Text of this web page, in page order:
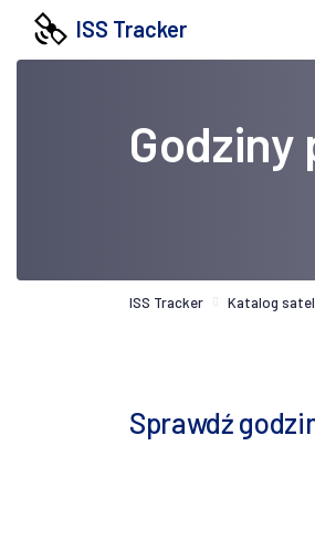
ISS Tracker
Godziny
ISS Tracker Katalog
Sprawdź